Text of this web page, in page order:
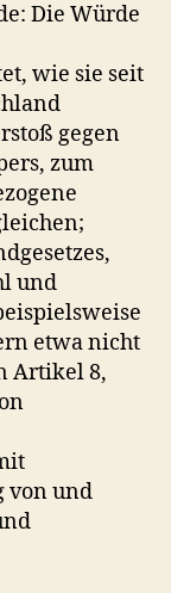
Die Würde
wie sie seit
gegen
zum
und
etwa nicht
Artikel 8,
von und